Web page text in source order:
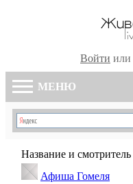
Войти или
МЕНЮ
Название и смотритель
Афиша Гомеля